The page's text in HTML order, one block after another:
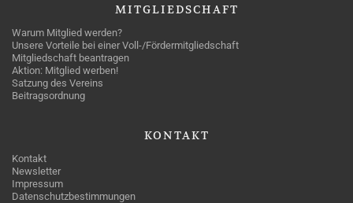
MITGLIEDSCHAFT
Warum Mitglied werden?
Unsere Vorteile bei einer Voll-/Fördermitgliedschaft
Mitgliedschaft beantragen
Aktion: Mitglied werben!
Satzung des Vereins
Beitragsordnung
KONTAKT
Kontakt
Newsletter
Impressum
Datenschutzbestimmungen